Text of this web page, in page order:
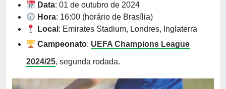
Data: 01 de outubro de 2024
Hora: 16:00 (horário de Brasília)
Local : Emirates Stadium, Londres, Inglaterra
Campeonato: UEFA Champions League
2024/25, segunda rodada.